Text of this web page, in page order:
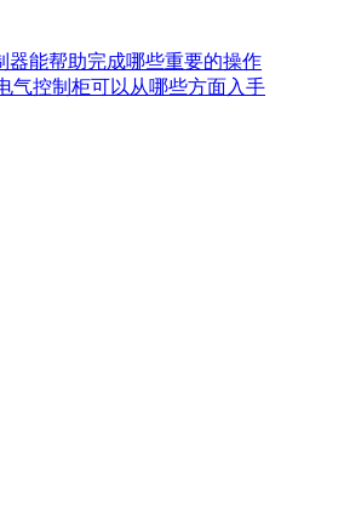
器能帮助完成哪些重要的操作
气控制柜可以从哪些方面入手